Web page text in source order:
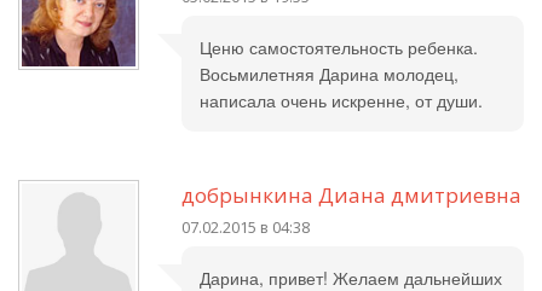
Ценю самостоятельность ребенка.
Восьмилетняя Дарина молодец,
написала очень искренне, от души.
добрынкина Диана дмитриевна
07.02.2015 в 04:38
Дарина, привет! Желаем дальнейших